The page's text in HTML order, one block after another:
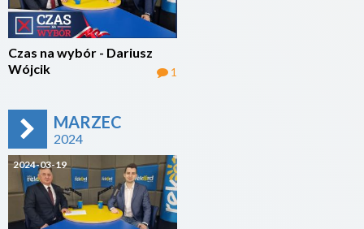
Czas na wybór - Dariusz
Wójcik
1
MARZEC
2024
2024-03-19